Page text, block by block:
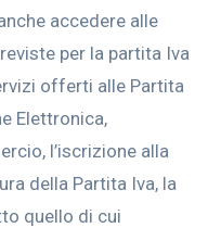
accedere alle
per la partita Iva
offerti alle Partita
Elettronica,
l’iscrizione alla
della Partita Iva, la
quello di cui